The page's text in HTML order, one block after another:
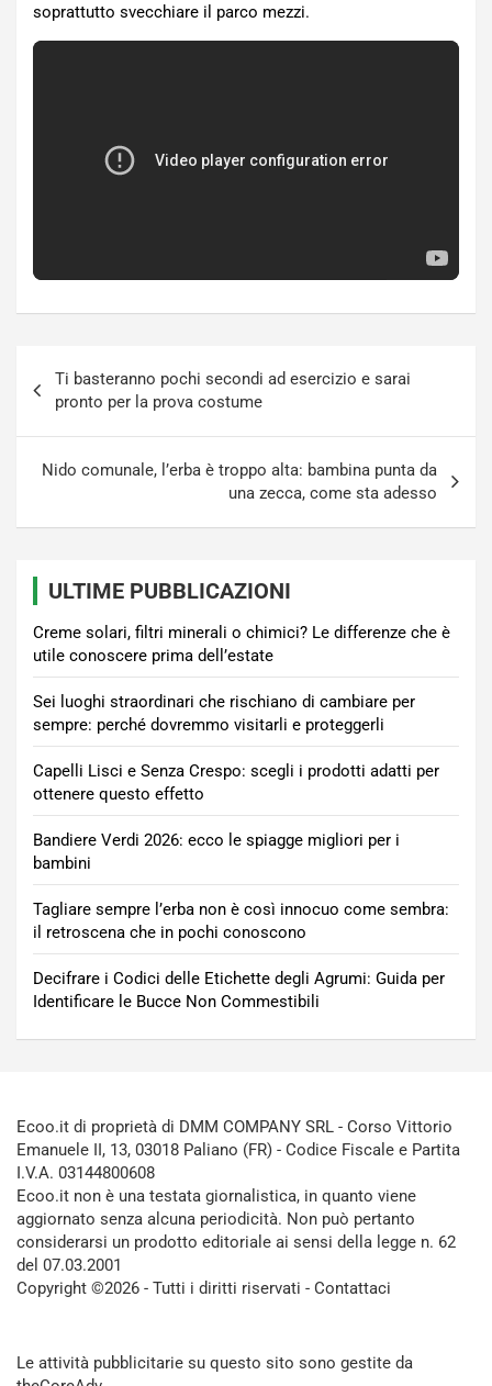
soprattutto svecchiare il parco mezzi.
articoli
Ti basteranno pochi secondi ad esercizio e sarai
pronto per la prova costume
Nido comunale, l’erba è troppo alta: bambina punta da
una zecca, come sta adesso
ULTIME PUBBLICAZIONI
Creme solari, filtri minerali o chimici? Le differenze che è
utile conoscere prima dell’estate
Sei luoghi straordinari che rischiano di cambiare per
sempre: perché dovremmo visitarli e proteggerli
Capelli Lisci e Senza Crespo: scegli i prodotti adatti per
ottenere questo effetto
Bandiere Verdi 2026: ecco le spiagge migliori per i
bambini
Tagliare sempre l’erba non è così innocuo come sembra:
il retroscena che in pochi conoscono
Decifrare i Codici delle Etichette degli Agrumi: Guida per
Identificare le Bucce Non Commestibili
Ecoo.it di proprietà di DMM COMPANY SRL - Corso Vittorio
Emanuele II, 13, 03018 Paliano (FR) - Codice Fiscale e Partita
I.V.A. 03144800608
Ecoo.it non è una testata giornalistica, in quanto viene
aggiornato senza alcuna periodicità. Non può pertanto
considerarsi un prodotto editoriale ai sensi della legge n. 62
del 07.03.2001
Copyright ©2026 - Tutti i diritti riservati - Contattaci
Le attività pubblicitarie su questo sito sono gestite da